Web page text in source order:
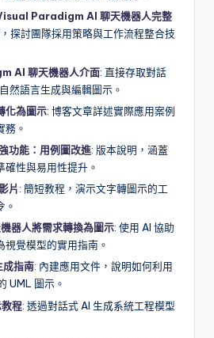
Paradigm AI 聊天機器人完整
探討團隊採用策略與工作流程整合技
AI 聊天機器人介面: 直接存取對話
然語言生成與編輯圖示。
化為圖示: 博客文章詳述實際應用案例
務。
功能：用例圖改進: 版本說明，涵蓋
確性與易用性提升。
片: 簡短教程，演示文字轉圖示的工
。
器人將需求轉換為圖示: 使用 AI 協助
視覺模型的實用指南。
成指南: 內建應用文件，說明如何利用
UML 圖示。
程: 透過對話式 AI 生成系統工程模型